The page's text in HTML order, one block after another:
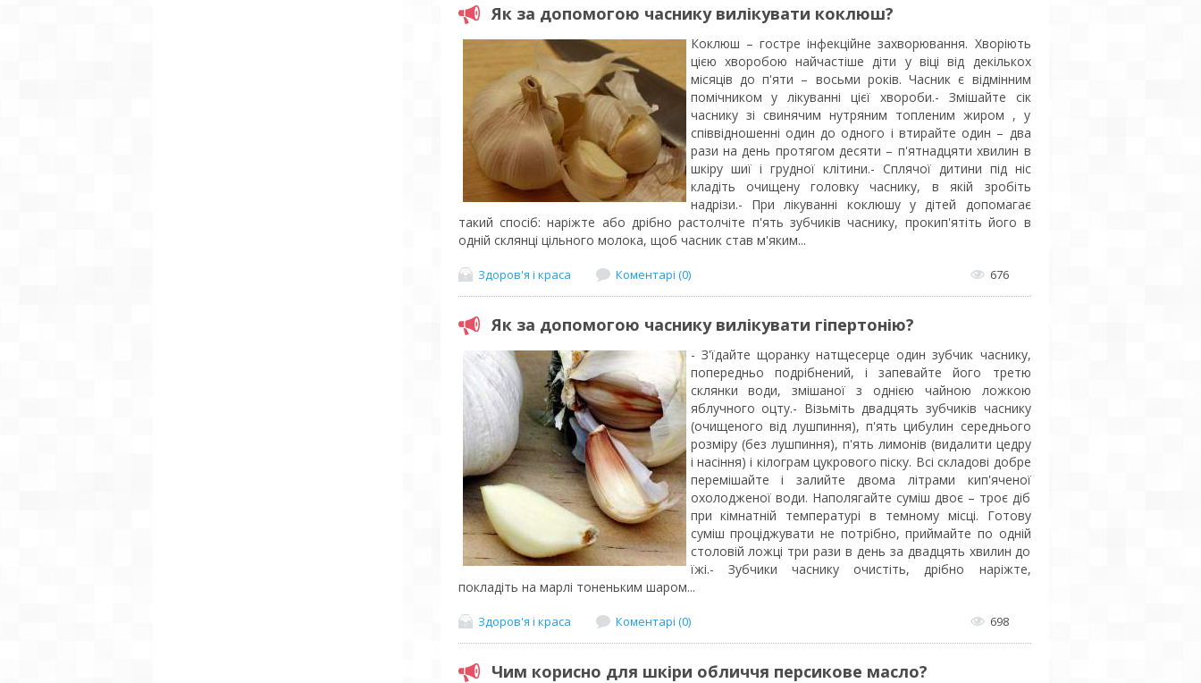
Як за допомогою часнику вилікувати коклюш?
Коклюш – гостре інфекційне захворювання. Хворіють
цією хворобою найчастіше діти у віці від декількох
місяців до п'яти – восьми років. Часник є відмінним
помічником у лікуванні цієї хвороби.- Змішайте сік
часнику зі свинячим нутряним топленим жиром , у
співвідношенні один до одного і втирайте один – два
рази на день протягом десяти – п'ятнадцяти хвилин в
шкіру шиї і грудної клітини.- Сплячої дитини під ніс
кладіть очищену головку часнику, в якій зробіть
надрізи.- При лікуванні коклюшу у дітей допомагає
такий спосіб: наріжте або дрібно растолчіте п'ять зубчиків часнику, прокип'ятіть його в
одній склянці цільного молока, щоб часник став м'яким...
676
Здоров'я і краса Коментарі (0)
Як за допомогою часнику вилікувати гіпертонію?
- З'їдайте щоранку натщесерце один зубчик часнику,
попередньо подрібнений, і запевайте його третю
склянки води, змішаної з однією чайною ложкою
яблучного оцту.- Візьміть двадцять зубчиків часнику
(очищеного від лушпиння), п'ять цибулин середнього
розміру (без лушпиння), п'ять лимонів (видалити цедру
і насіння) і кілограм цукрового піску. Всі складові добре
перемішайте і залийте двома літрами кип'яченої
охолодженої води. Наполягайте суміш двоє – троє діб
при кімнатній температурі в темному місці. Готову
суміш проціджувати не потрібно, приймайте по одній
столовій ложці три рази в день за двадцять хвилин до
їжі.- Зубчики часнику очистіть, дрібно наріжте,
покладіть на марлі тоненьким шаром...
698
Здоров'я і краса Коментарі (0)
Чим корисно для шкіри обличчя персикове масло?